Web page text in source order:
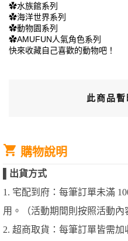
✿水族館系列
✿海洋世界系列
✿動物園系列
✿AMUFUN人氣角色系列
快來收藏自己喜歡的動物吧！
此商品
購物說明
出貨方式
1. 宅配到府：每筆訂單未滿
用。（活動期間則按照活動內
2. 超商取貨：每筆訂單皆需加